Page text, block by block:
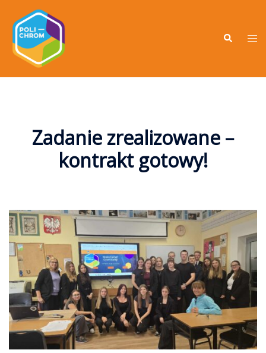
Zadanie zrealizowane –
kontrakt gotowy!